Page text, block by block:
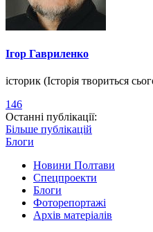
Ігор Гавриленко
історик (Історія твориться
146
Останні публікації:
Більше публікацій
Блоги
Новини Полтави
Спецпроекти
Блоги
Фоторепортажі
Архів матеріалів